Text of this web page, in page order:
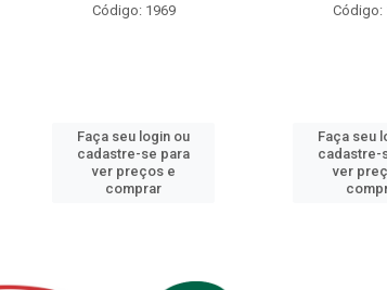
Código: 1969
Faça seu login ou
cadastre-se para
ver preços e
comprar
Código:
Faça seu
cadastre-
ver